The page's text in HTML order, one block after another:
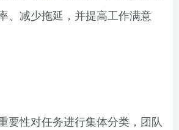
、减少拖延，并提高工作满意
要性对任务进行集体分类，团队